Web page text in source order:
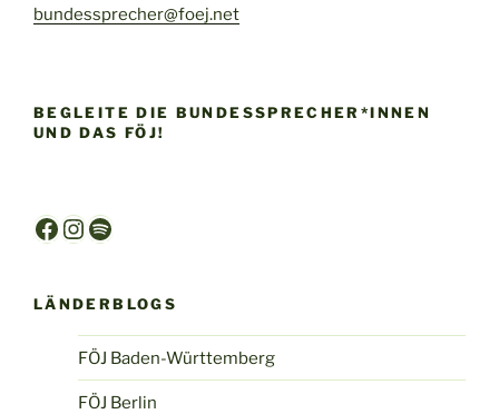
bundessprecher@foej.net
BEGLEITE DIE BUNDESSPRECHER*INNEN
UND DAS FÖJ!
Facebook
Instagram
Spotify
LÄNDERBLOGS
FÖJ Baden-Württemberg
FÖJ Berlin